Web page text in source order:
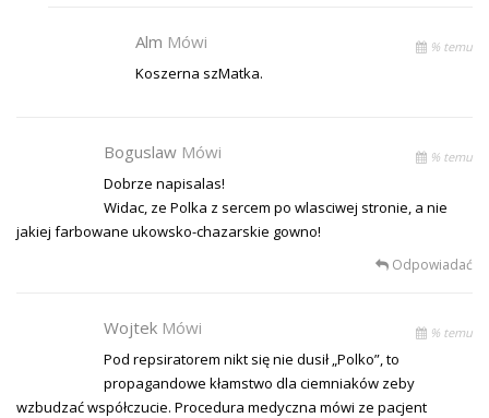
Alm Mówi % temu
Koszerna szMatka.
Boguslaw Mówi % temu
Dobrze napisalas!
Widac, ze Polka z sercem po wlasciwej stronie, a nie
jakiej farbowane ukowsko-chazarskie gowno!
Odpowiadać
Wojtek Mówi % temu
Pod repsiratorem nikt się nie dusił „Polko”, to
propagandowe kłamstwo dla ciemniaków zeby
wzbudzać współczucie. Procedura medyczna mówi ze pacjent